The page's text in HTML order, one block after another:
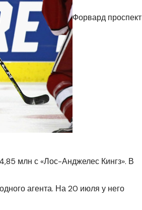
Форвард проспект
млн с «Лос-Анджелес Кингз». В
агента. На 20 июля у него